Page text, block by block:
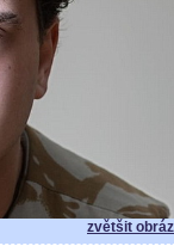
zvětšit